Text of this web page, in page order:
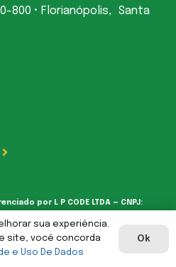
800 • Florianópolis, Santa
por L P CODE LTDA — CNPJ:
0001-00
sua experiência.
site, você concorda
e Uso De Dados
Ok